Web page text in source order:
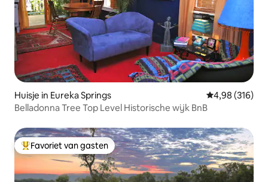
Huisje in Eureka Springs Gemiddelde
4,98 (316)
Belladonna Tree Top Level Historische wijk BnB
Topfavoriet van gasten
Favoriet van gasten